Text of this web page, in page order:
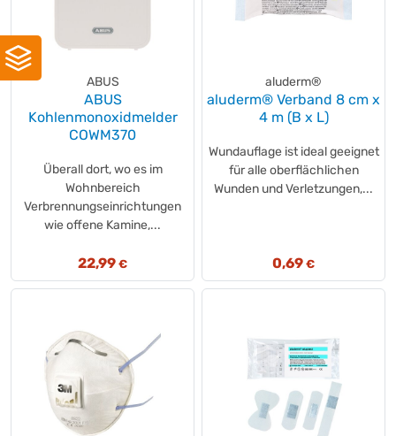
ABUS
ABUS
Kohlenmonoxidmelder
COWM370
Überall dort, wo es im
Wohnbereich
Verbrennungseinrichtungen
wie offene Kamine,...
22,99 €
aluderm®
aluderm® Verband 8 cm x
4 m (B x L)
Wundauflage ist ideal geeignet
für alle oberflächlichen
Wunden und Verletzungen,...
0,69 €